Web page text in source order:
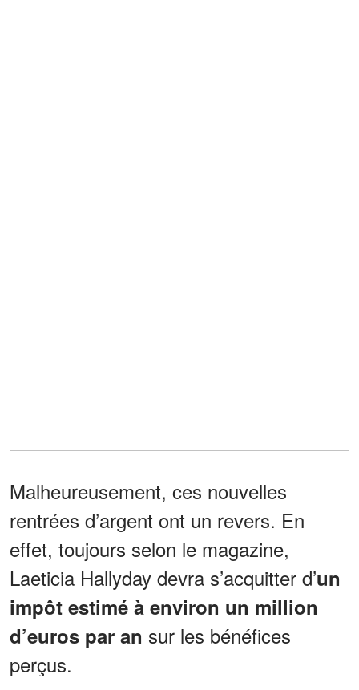
Malheureusement, ces nouvelles
rentrées d’argent ont un revers. En
effet, toujours selon le magazine,
Laeticia Hallyday devra s’acquitter d’un
impôt estimé à environ un million
d’euros par an sur les bénéfices
perçus.